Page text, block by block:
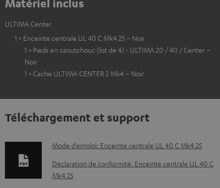
Matériel inclus
ULTIMA Center
1 × Enceinte centrale UL 40 C Mk4 25 – Noir
1 × Pieds en caoutchouc (lot de 4) - ULTIMA 20 / 40 / Center –
Noir
1 × Cache ULTIMA CENTER 2 Mk4 – Noir
Téléchargement et support
D
o
c
Mode d’emploi: Enceinte centrale UL 40 C Mk4 25
Déclaration de conformité: Enceinte centrale UL 40 C
Mk4 25